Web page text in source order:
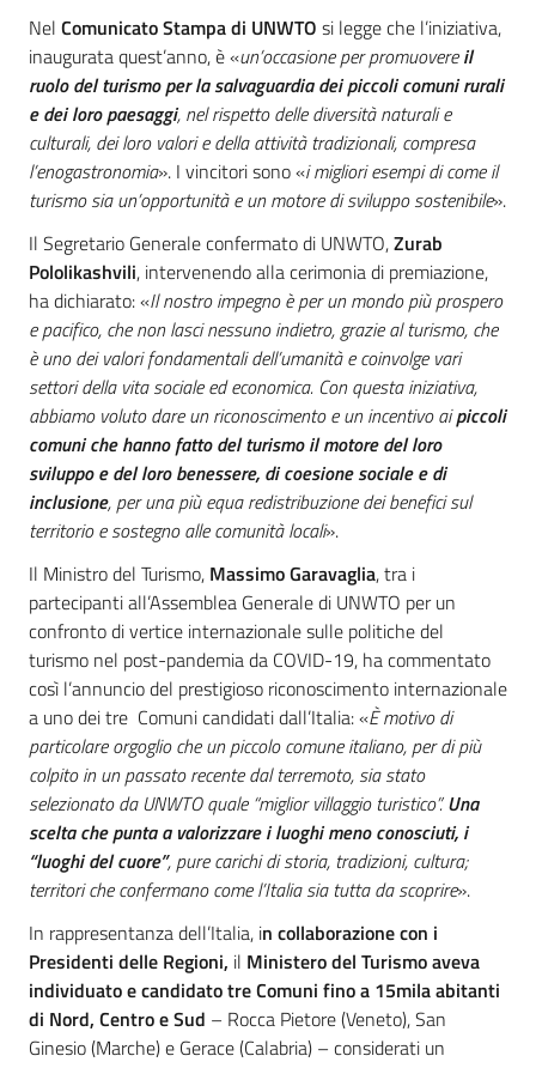
Nel Comunicato Stampa di UNWTO si legge che l’iniziativa,
inaugurata quest’anno, è «un’occasione per promuovereil
ruolo del turismo per la salvaguardia dei piccoli comuni rurali
e dei loro paesaggi, nel rispetto delle diversità naturali e
culturali, dei loro valori e della attività tradizionali, compresa
l’enogastronomia». I vincitori sono «i migliori esempi di come il
turismo sia un’opportunità e un motore di sviluppo sostenibile».
Il Segretario Generale confermato di UNWTO,Zurab
Pololikashvili, intervenendo alla cerimonia di premiazione,
ha dichiarato: «Il nostro impegno è per un mondo più prospero
e pacifico, che non lasci nessuno indietro, grazie al turismo, che
è uno dei valori fondamentali dell’umanità e coinvolge vari
settori della vita sociale ed economica. Con questa iniziativa,
abbiamo voluto dare un riconoscimento e un incentivo aipiccoli
comuni che hanno fatto del turismo il motore del loro
sviluppo e del loro benessere, di coesione sociale e di
inclusione, per una più equa redistribuzione dei benefici sul
territorio e sostegno alle comunità locali».
Il Ministro del Turismo, Massimo Garavaglia, tra i
partecipanti all’Assemblea Generale di UNWTO per un
confronto di vertice internazionale sulle politiche del
turismo nel post-pandemia da COVID-19, ha commentato
così l’annuncio del prestigioso riconoscimento internazionale
a uno dei tre Comuni candidati dall’Italia: «È motivo di
particolare orgoglio che un piccolo comune italiano, per di più
colpito in un passato recente dal terremoto, sia stato
selezionato da UNWTO quale “miglior villaggio turistico”.Una
scelta che punta a valorizzare i luoghi meno conosciuti, i
“luoghi del cuore”, pure carichi di storia, tradizioni, cultura;
territori che confermano come l’Italia sia tutta da scoprire».
In rappresentanza dell’Italia, in collaborazione con i
Presidenti delle Regioni, il Ministero del Turismoaveva
individuato e candidato tre Comuni fino a 15mila abitanti
di Nord, Centro e Sud – Rocca Pietore (Veneto), San
Ginesio (Marche) e Gerace (Calabria) – considerati un